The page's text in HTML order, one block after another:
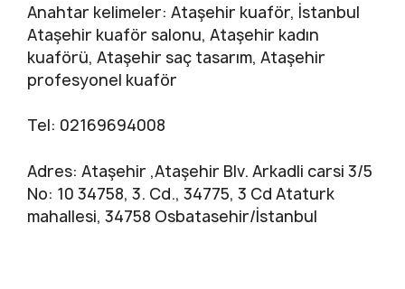
Anahtar kelimeler: Ataşehir kuaför, İstanbul
Ataşehir kuaför salonu, Ataşehir kadın
kuaförü, Ataşehir saç tasarım, Ataşehir
profesyonel kuaför
Tel: 02169694008
Adres: Ataşehir ,Ataşehir Blv. Arkadli carsi 3/5
No: 10 34758, 3. Cd., 34775, 3 Cd Ataturk
mahallesi, 34758 Osbatasehir/İstanbul